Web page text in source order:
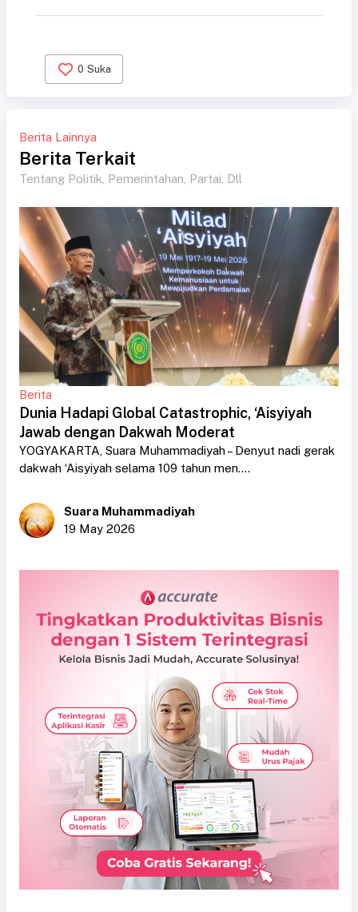
0 Suka
Berita Lainnya
Berita Terkait
Tentang Politik, Pemerintahan, Partai, Dll
Berita
Dunia Hadapi Global Catastrophic, ‘Aisyiyah
Jawab dengan Dakwah Moderat
YOGYAKARTA, Suara Muhammadiyah – Denyut nadi gerak
dakwah ‘Aisyiyah selama 109 tahun men....
Suara Muhammadiyah
19 May 2026